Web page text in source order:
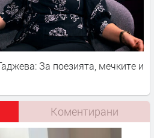
За поезията, мечките и
Коментирани